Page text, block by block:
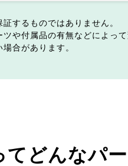
するものではありません。
や付属品の有無などによって
合があります。
どんなパー